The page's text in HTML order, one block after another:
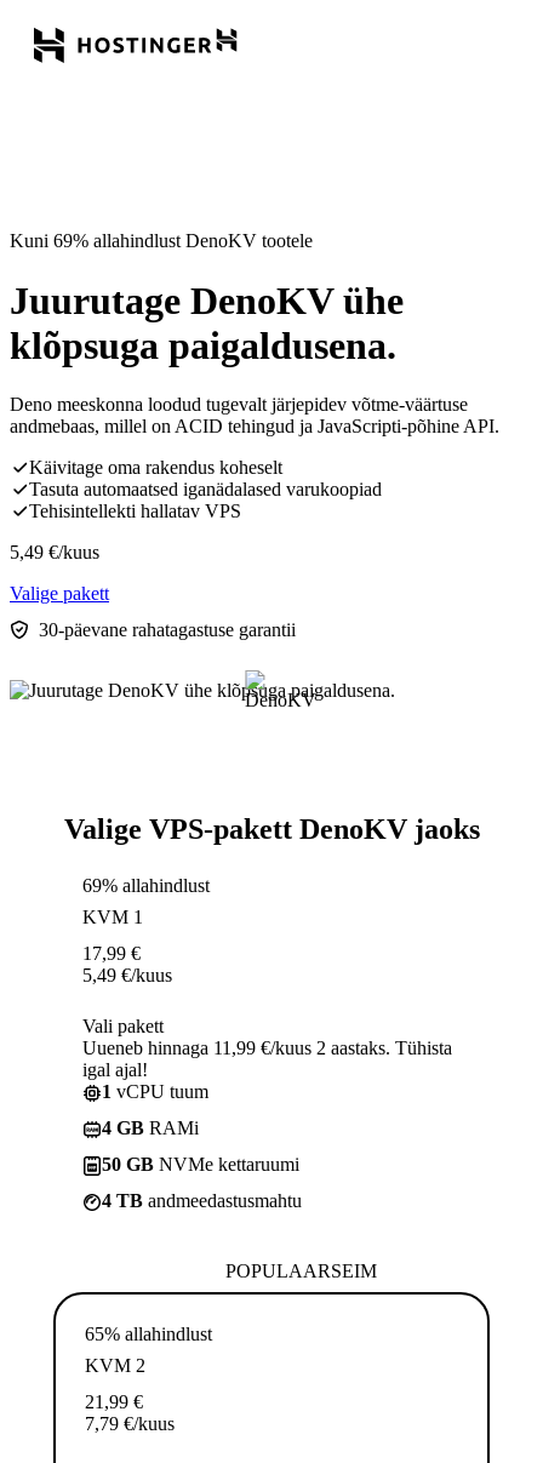
Kuni 69% allahindlust DenoKV tootele
Juurutage DenoKV ühe
klõpsuga paigaldusena.
Deno meeskonna loodud tugevalt järjepidev võtme-väärtuse
andmebaas, millel on ACID tehingud ja JavaScripti-põhine API.
Käivitage oma rakendus koheselt
Tasuta automaatsed iganädalased varukoopiad
Tehisintellekti hallatav VPS
5,49 €/kuus
Valige pakett
30-päevane rahatagastuse garantii
Valige VPS-pakett DenoKV jaoks
69% allahindlust
KVM 1
17,99 €
5,49 €/kuus
Vali pakett
Uueneb hinnaga 11,99 €/kuus 2 aastaks. Tühista
igal ajal!
1 vCPU tuum
4 GB RAMi
50 GB NVMe kettaruumi
4 TB andmeedastusmahtu
POPULAARSEIM
65% allahindlust
KVM 2
21,99 €
7,79 €/kuus